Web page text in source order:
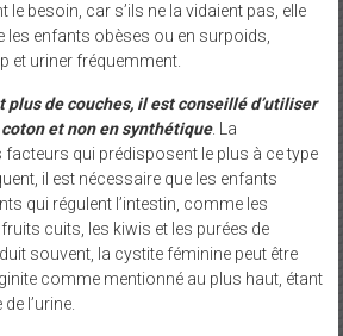
le besoin, car s’ils ne la vidaient pas, elle
les enfants obèses ou en surpoids,
et uriner fréquemment.
plus de couches, il est conseillé d’utiliser
et non en synthétique. La
facteurs qui prédisposent le plus à ce type
il est nécessaire que les enfants
qui régulent l’intestin, comme les
cuits, les kiwis et les purées de
souvent, la cystite féminine peut être
comme mentionné au plus haut, étant
l’urine.